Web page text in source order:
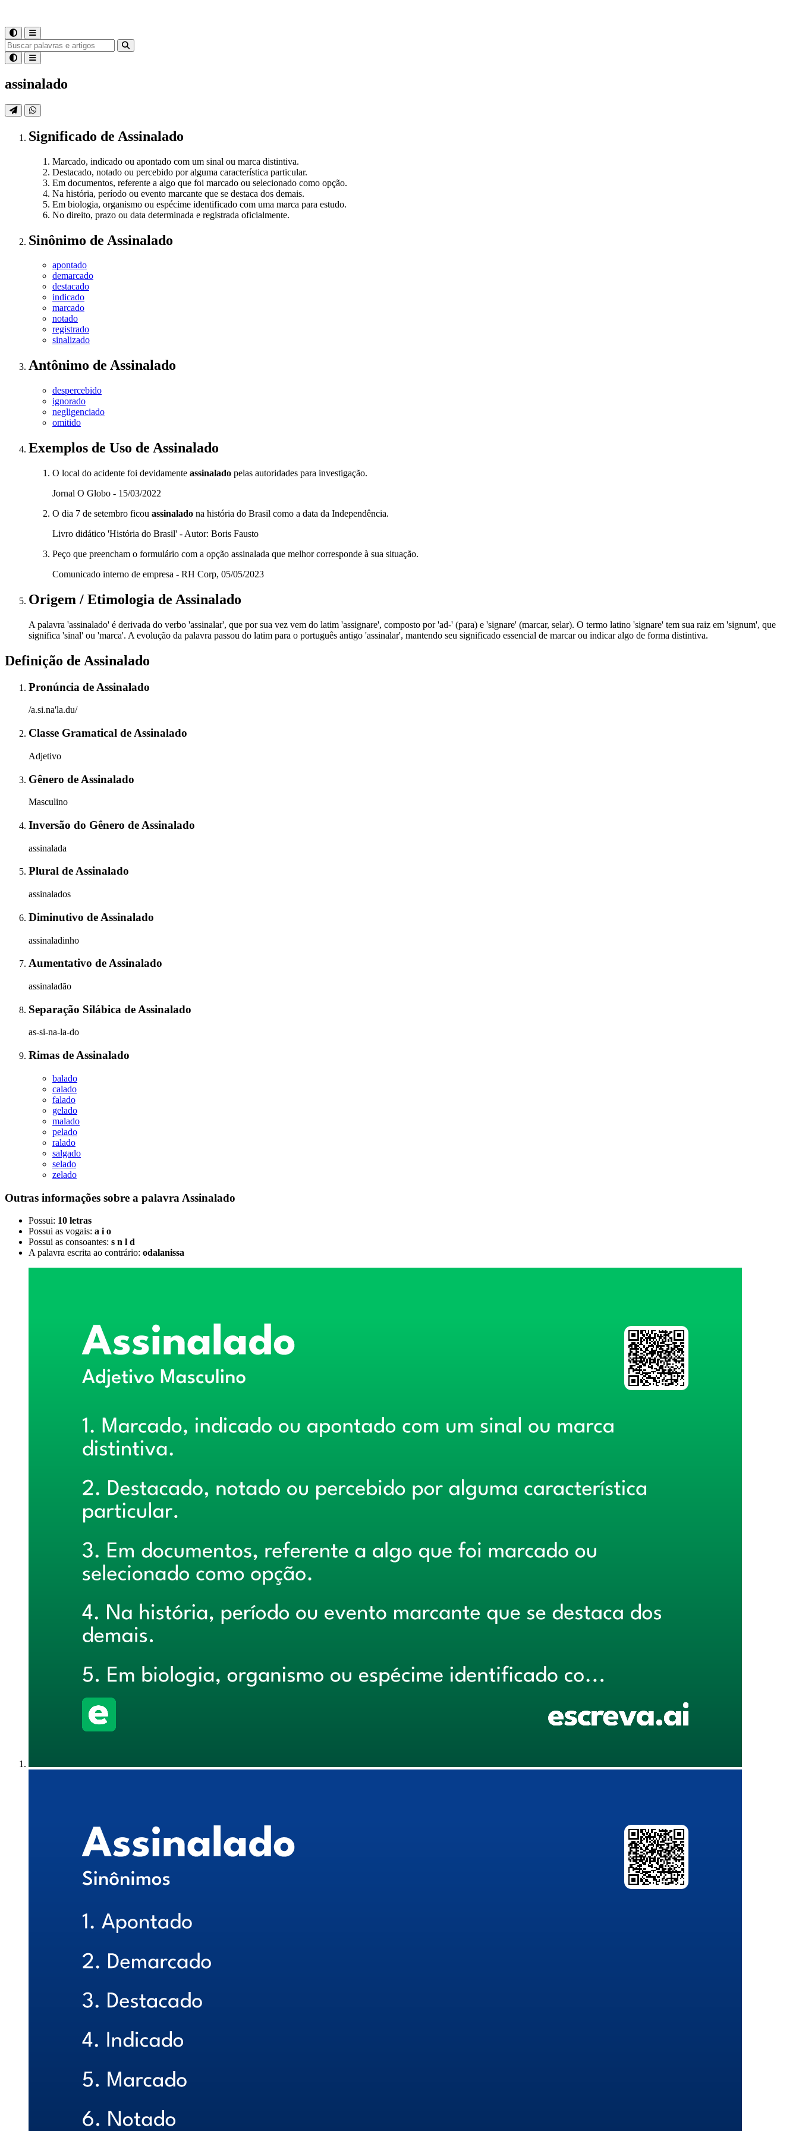
assinalado
Significado de Assinalado
Marcado, indicado ou apontado com um sinal ou marca distintiva.
Destacado, notado ou percebido por alguma característica particular.
Em documentos, referente a algo que foi marcado ou selecionado como opção.
Na história, período ou evento marcante que se destaca dos demais.
Em biologia, organismo ou espécime identificado com uma marca para estudo.
No direito, prazo ou data determinada e registrada oficialmente.
Sinônimo de Assinalado
apontado
demarcado
destacado
indicado
marcado
notado
registrado
sinalizado
Antônimo de Assinalado
despercebido
ignorado
negligenciado
omitido
Exemplos de Uso de Assinalado
O local do acidente foi devidamente assinalado pelas autoridades para investigação.
Jornal O Globo - 15/03/2022
O dia 7 de setembro ficou assinalado na história do Brasil como a data da Independência.
Livro didático 'História do Brasil' - Autor: Boris Fausto
Peço que preencham o formulário com a opção assinalada que melhor corresponde à sua situação.
Comunicado interno de empresa - RH Corp, 05/05/2023
Origem / Etimologia de Assinalado
A palavra 'assinalado' é derivada do verbo 'assinalar', que por sua vez vem do latim 'assignare', composto por 'ad-' (para) e 'signare' (marcar, selar). O termo latino 'signare' tem sua raiz em 'signum', que
significa 'sinal' ou 'marca'. A evolução da palavra passou do latim para o português antigo 'assinalar', mantendo seu significado essencial de marcar ou indicar algo de forma distintiva.
Definição de Assinalado
Pronúncia de Assinalado
/a.si.na'la.du/
Classe Gramatical de Assinalado
Adjetivo
Gênero de Assinalado
Masculino
Inversão do Gênero de Assinalado
assinalada
Plural deAssinalado
assinalados
Diminutivo de Assinalado
assinaladinho
Aumentativo deAssinalado
assinaladão
Separação Silábica de Assinalado
as-si-na-la-do
Rimas de Assinalado
balado
calado
falado
gelado
malado
pelado
ralado
salgado
selado
zelado
Outras informações sobre a palavra Assinalado
Possui: 10 letras
Possui as vogais: a i o
Possui as consoantes: s n l d
A palavra escrita ao contrário: odalanissa